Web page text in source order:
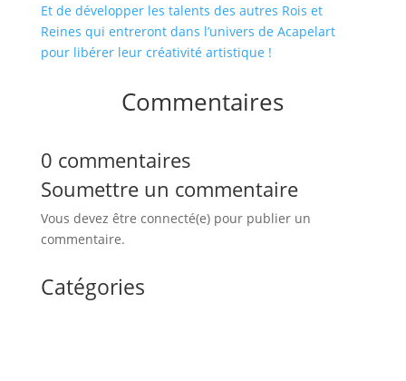
Et de développer les talents des autres Rois et
Reines qui entreront dans l’univers de Acapelart
pour libérer leur créativité artistique !
Commentaires
0 commentaires
Soumettre un commentaire
Vous devez être connecté(e) pour publier un
commentaire.
Catégories